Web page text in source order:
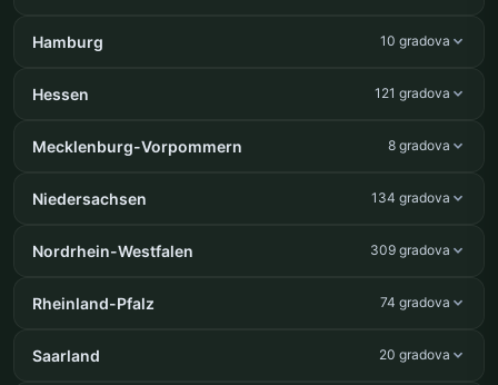
Hamburg 10 gradova
Hessen 121 gradova
Mecklenburg-Vorpommern 8 gradova
Niedersachsen 134 gradova
Nordrhein-Westfalen 309 gradova
Rheinland-Pfalz 74 gradova
Saarland 20 gradova